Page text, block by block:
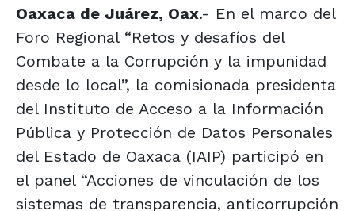
Oaxaca de Juárez, Oax.- En el marco del
Foro Regional “Retos y desafíos del
Combate a la Corrupción y la impunidad
desde lo local”, la comisionada presidenta
del Instituto de Acceso a la Información
Pública y Protección de Datos Personales
del Estado de Oaxaca (IAIP) participó en
el panel “Acciones de vinculación de los
sistemas de transparencia, anticorrupción